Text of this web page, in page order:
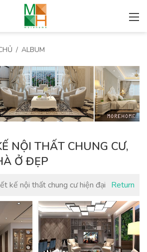
/ ALBUM
NỘI THẤT CHUNG CƯ,
Ở ĐẸP
kế nội thất chung cư hiện đại Return